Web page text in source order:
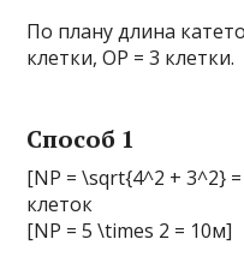
По плану длина
клетки, OP = 3 клетки.
Способ 1
[NP = \sqrt{4^2 + 3^2}
клеток
[NP = 5 \times 2 = 10м]